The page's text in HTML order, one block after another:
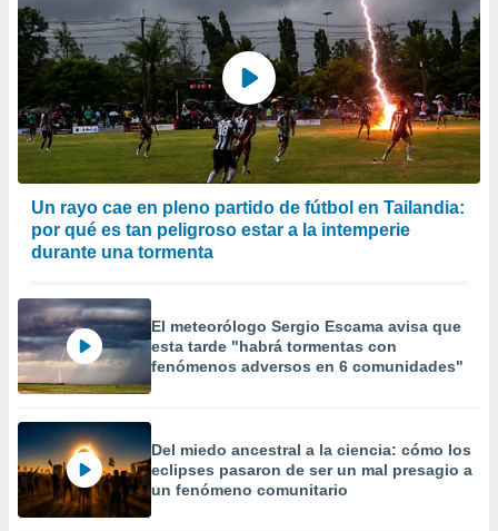
Un rayo cae en pleno partido de fútbol en Tailandia:
por qué es tan peligroso estar a la intemperie
durante una tormenta
El meteorólogo Sergio Escama avisa que
esta tarde "habrá tormentas con
fenómenos adversos en 6 comunidades"
Del miedo ancestral a la ciencia: cómo los
eclipses pasaron de ser un mal presagio a
un fenómeno comunitario